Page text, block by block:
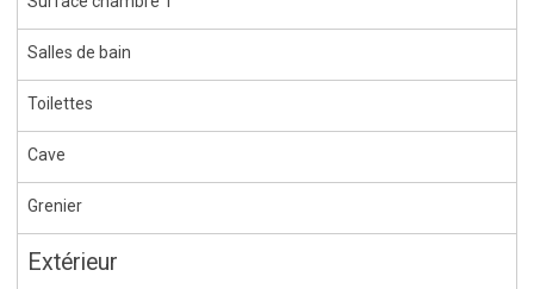
Salles de bain
Toilettes
Cave
Grenier
Extérieur